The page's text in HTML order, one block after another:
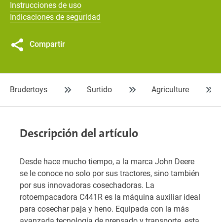
Instrucciones de uso
Indicaciones de seguridad
Compartir
Brudertoys Surtido Agriculture
Descripción del artículo
Desde hace mucho tiempo, a la marca John Deere
se le conoce no solo por sus tractores, sino también
por sus innovadoras cosechadoras. La
rotoempacadora C441R es la máquina auxiliar ideal
para cosechar paja y heno. Equipada con la más